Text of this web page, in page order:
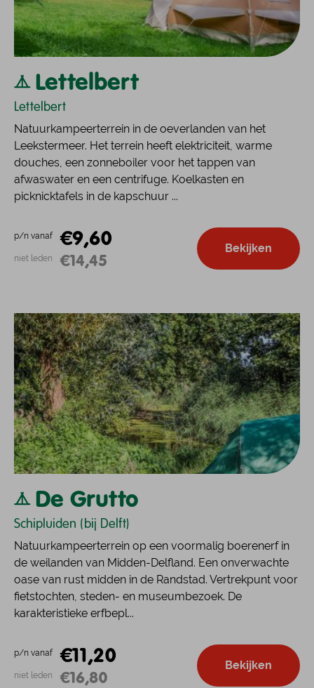
Lettelbert
Lettelbert
Natuurkampeerterrein in de oeverlanden van het
Leekstermeer. Het terrein heeft elektriciteit, warme
douches, een zonneboiler voor het tappen van
afwaswater en een centrifuge. Koelkasten en
picknicktafels in de kapschuur ...
p/n vanaf €9,60
niet leden €14,45
Bekijken
De Grutto
Schipluiden (bij Delft)
Natuurkampeerterrein op een voormalig boerenerf in
de weilanden van Midden-Delfland. Een onverwachte
oase van rust midden in de Randstad. Vertrekpunt voor
fietstochten, steden- en museumbezoek. De
karakteristieke erfbepl...
p/n vanaf €11,20
niet leden €16,80
Bekijken